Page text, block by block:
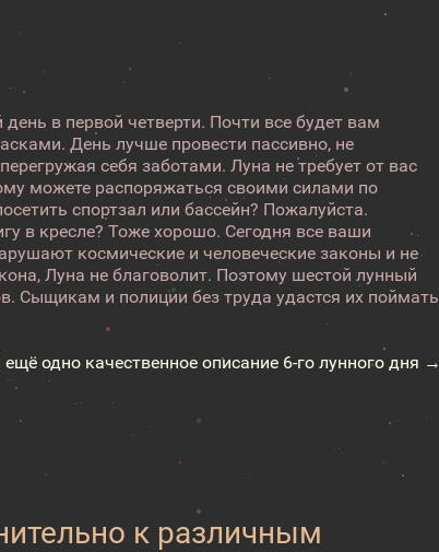
в первой четверти. Почти все будет вам
День лучше провести пассивно, не
себя заботами. Луна не требует от вас
можете распоряжаться своими силами по
спортзал или бассейн? Пожалуйста.
в кресле? Тоже хорошо. Сегодня все ваши
космические и человеческие законы и не
Луна не благоволит. Поэтому шестой лунный
Сыщикам и полиции без труда удастся их поймать
ещё одно качественное описание 6-го лунного дня →
к различным